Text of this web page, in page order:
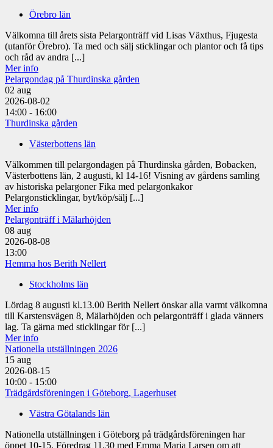
Örebro län
Välkomna till årets sista Pelargonträff vid Lisas Växthus, Fjugesta
(utanför Örebro). Ta med och sälj sticklingar och plantor och få tips
och råd av andra [...]
Mer info
Pelargondag på Thurdinska gården
02 aug
2026-08-02
14:00 - 16:00
Thurdinska gården
Västerbottens län
Välkommen till pelargondagen på Thurdinska gården, Bobacken,
Västerbottens län, 2 augusti, kl 14-16! Visning av gårdens samling
av historiska pelargoner Fika med pelargonkakor
Pelargonsticklingar, byt/köp/sälj [...]
Mer info
Pelargonträff i Mälarhöjden
08 aug
2026-08-08
13:00
Hemma hos Berith Nellert
Stockholms län
Lördag 8 augusti kl.13.00 Berith Nellert önskar alla varmt välkomna
till Karstensvägen 8, Mälarhöjden och pelargonträff i glada vänners
lag. Ta gärna med sticklingar för [...]
Mer info
Nationella utställningen 2026
15 aug
2026-08-15
10:00 - 15:00
Trädgårdsföreningen i Göteborg, Lagerhuset
Västra Götalands län
Nationella utställningen i Göteborg på trädgårdsföreningen har
öppet 10-15. Föredrag 11.30 med Emma Maria Larsen om att